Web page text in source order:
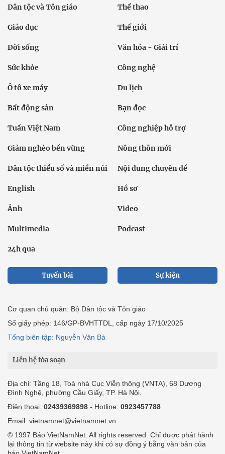
Dân tộc và Tôn giáo Thể thao
Giáo dục Thế giới
Đời sống Văn hóa - Giải trí
Sức khỏe Công nghệ
Ô tô xe máy Du lịch
Bất động sản Bạn đọc
Tuần Việt Nam Công nghiệp hỗ trợ
Giảm nghèo bền vững Nông thôn mới
Dân tộc thiểu số và miền núi Nội dung chuyên đề
English Hồ sơ
Ảnh Video
Multimedia Podcast
24h qua
Tuyến bài Sự kiện
Cơ quan chủ quản: Bộ Dân tộc và Tôn giáo
Số giấy phép: 146/GP-BVHTTDL, cấp ngày 17/10/2025
Tổng biên tập: Nguyễn Văn Bá
Liên hệ tòa soạn
Địa chỉ: Tầng 18, Toà nhà Cục Viễn thông (VNTA), 68 Dương
Đình Nghệ, phường Cầu Giấy, TP. Hà Nội.
Điện thoại: 02439369898 - Hotline: 0923457788
Email: vietnamnet@vietnamnet.vn
© 1997 Báo VietNamNet. All rights reserved. Chỉ được phát hành
lại thông tin từ website này khi có sự đồng ý bằng văn bản của